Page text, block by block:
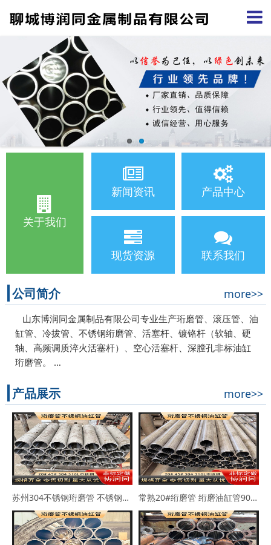
关于我们
新闻资讯 产品中心
现货资源 联系我们
公司简介 more>>
山东博润同金属制品有限公司专业生产珩磨管、滚压管、油
缸管、冷拔管、不锈钢绗磨管、活塞杆、镀铬杆（软轴、硬
轴、高频调质淬火活塞杆）、空心活塞杆、深膛孔非标油缸
珩磨管。 …
产品展示 more>>
苏州304不锈钢珩磨管 不锈钢缸筒90*102 63*73 常熟20#绗磨管 绗磨油缸管90*114 100*110